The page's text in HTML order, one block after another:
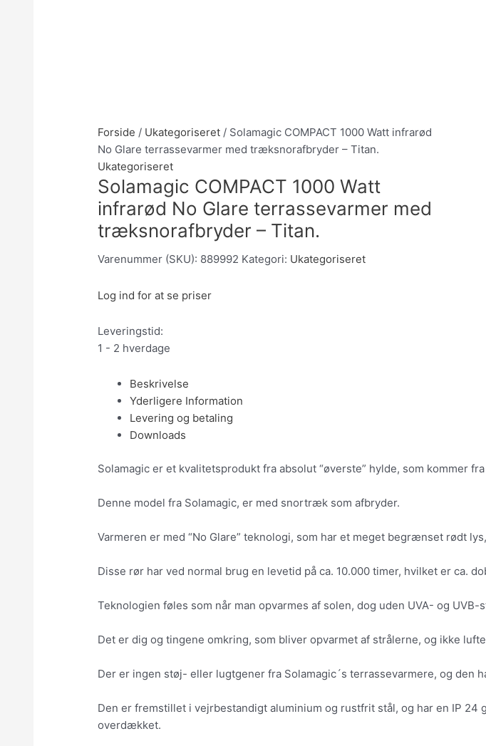
Forside / Ukategoriseret / Solamagic COMPACT 1000 Watt infrarød
No Glare terrassevarmer med træksnorafbryder – Titan.
Ukategoriseret
Solamagic COMPACT 1000 Watt
infrarød No Glare terrassevarmer med
træksnorafbryder – Titan.
Varenummer (SKU): 889992 Kategori: Ukategoriseret
Log ind for at se priser
Leveringstid:
1 - 2 hverdage
Beskrivelse
Yderligere Information
Levering og betaling
Downloads
Solamagic er et kvalitetsprodukt fra absolut “øverste” hylde, som kommer
Denne model fra Solamagic, er med snortræk som afbryder.
Varmeren er med “No Glare” teknologi, som har et meget begrænset rødt
Disse rør har ved normal brug en levetid på ca. 10.000 timer, hvilket er ca.
Teknologien føles som når man opvarmes af solen, dog uden UVA- og UVB-
Det er dig og tingene omkring, som bliver opvarmet af strålerne, og ikke
Der er ingen støj- eller lugtgener fra Solamagic´s terrassevarmere, og den
Den er fremstillet i vejrbestandigt aluminium og rustfrit stål, og har en IP
overdækket.